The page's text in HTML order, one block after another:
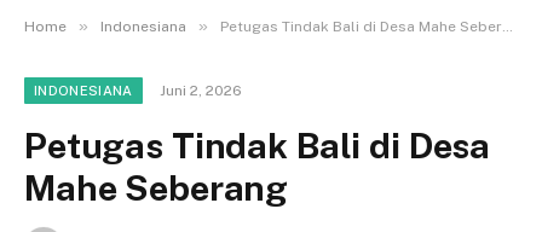
Home » Indonesiana » Petugas Tindak Bali di Desa Mahe Seberang
INDONESIANA Juni 2, 2026
Petugas Tindak Bali di Desa
Mahe Seberang